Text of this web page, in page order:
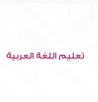
تعليم اللغة العربية